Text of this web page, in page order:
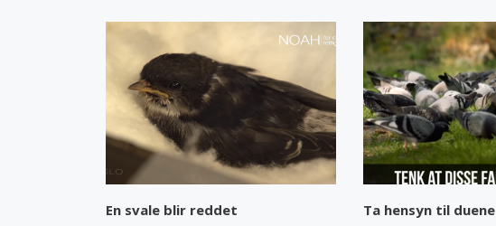
En svale blir reddet Ta hensyn til duene